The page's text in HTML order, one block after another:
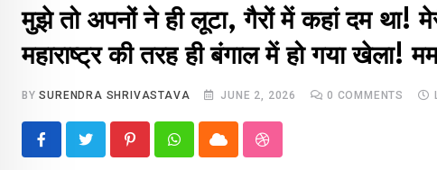
मुझे तो अपनों ने ही लूटा, गैरों में कहां दम था!
महाराष्ट्र की तरह ही बंगाल में हो गया खेला!
BYSURENDRA SHRIVASTAVA JUNE 2, 2026 0 COMMENTS
PinterestWhatsappCloud StumbleUpon